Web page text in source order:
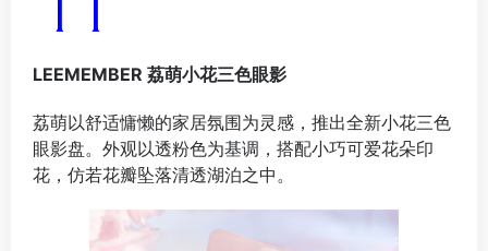
LEEMEMBER 荔萌小花三色眼影
荔萌以舒适慵懒的家居氛围为灵感，推出全新小花三色
眼影盘。外观以透粉色为基调，搭配小巧可爱花朵印
花，仿若花瓣坠落清透湖泊之中。